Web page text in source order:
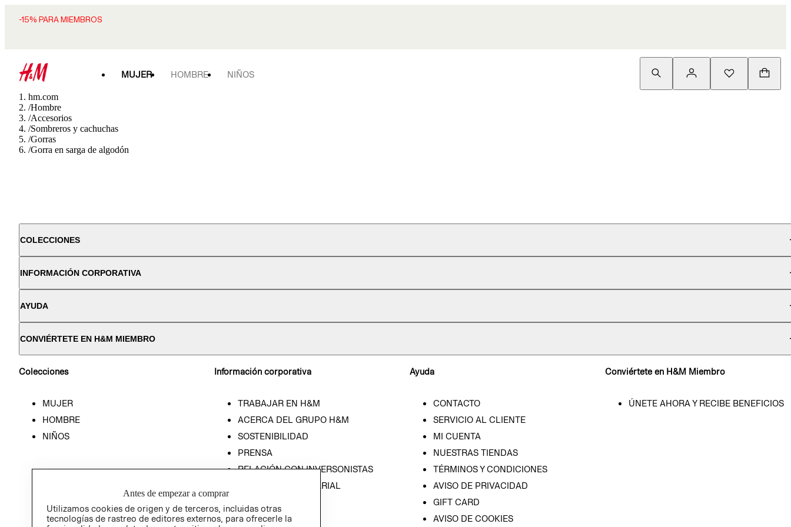
-15% PARA MIEMBROS
MUJER HOMBRE NIÑOS
hm.com
/Hombre
/Accesorios
/Sombreros y cachuchas
/Gorras
/Gorra en sarga de algodón
COLECCIONES
INFORMACIÓN CORPORATIVA
AYUDA
CONVIÉRTETE EN H&M MIEMBRO
Colecciones
MUJER
HOMBRE
NIÑOS
Información corporativa
TRABAJAR EN H&M
ACERCA DEL GRUPO H&M
SOSTENIBILIDAD
PRENSA
RELACIÓN CON INVERSONISTAS
POLÍTICA EMPRESARIAL
Ayuda
CONTACTO
SERVICIO AL CLIENTE
MI CUENTA
NUESTRAS TIENDAS
TÉRMINOS Y CONDICIONES
AVISO DE PRIVACIDAD
GIFT CARD
AVISO DE COOKIES
Conviértete en H&M Miembro
ÚNETE AHORA Y RECIBE BENEFICIOS
Antes de empezar a comprar
Utilizamos cookies de origen y de terceros, incluidas otras
tecnologías de rastreo de editores externos, para ofrecerle la